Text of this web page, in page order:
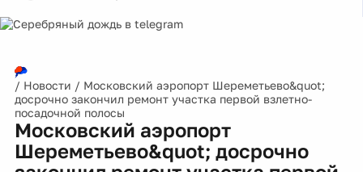
/ Новости / Московский аэропорт Шереметьево&quot;
досрочно закончил ремонт участка первой взлетно-
посадочной полосы
Московский аэропорт
Шереметьево&quot; досрочно